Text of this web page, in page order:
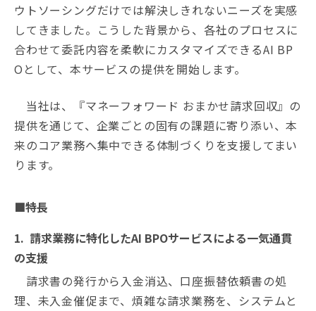
ウトソーシングだけでは解決しきれないニーズを実感
してきました。こうした背景から、各社のプロセスに
合わせて委託内容を柔軟にカスタマイズできるAI BP
Oとして、本サービスの提供を開始します。
当社は、『マネーフォワード おまかせ請求回収』の
提供を通じて、企業ごとの固有の課題に寄り添い、本
来のコア業務へ集中できる体制づくりを支援してまい
ります。
■特長
1. 請求業務に特化したAI BPOサービスによる一気通貫
の支援
請求書の発行から入金消込、口座振替依頼書の処
理、未入金催促まで、煩雑な請求業務を、システムと